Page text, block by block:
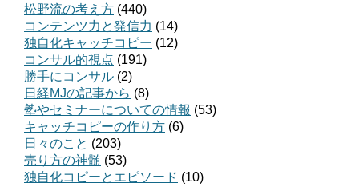
松野流の考え方 (440)
コンテンツ力と発信力 (14)
独自化キャッチコピー (12)
コンサル的視点 (191)
勝手にコンサル (2)
日経MJの記事から (8)
塾やセミナーについての情報 (53)
キャッチコピーの作り方 (6)
日々のこと (203)
売り方の神髄 (53)
独自化コピーとエピソード (10)